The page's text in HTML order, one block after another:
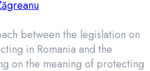
between the legislation on
in Romania and the
on the meaning of protecting